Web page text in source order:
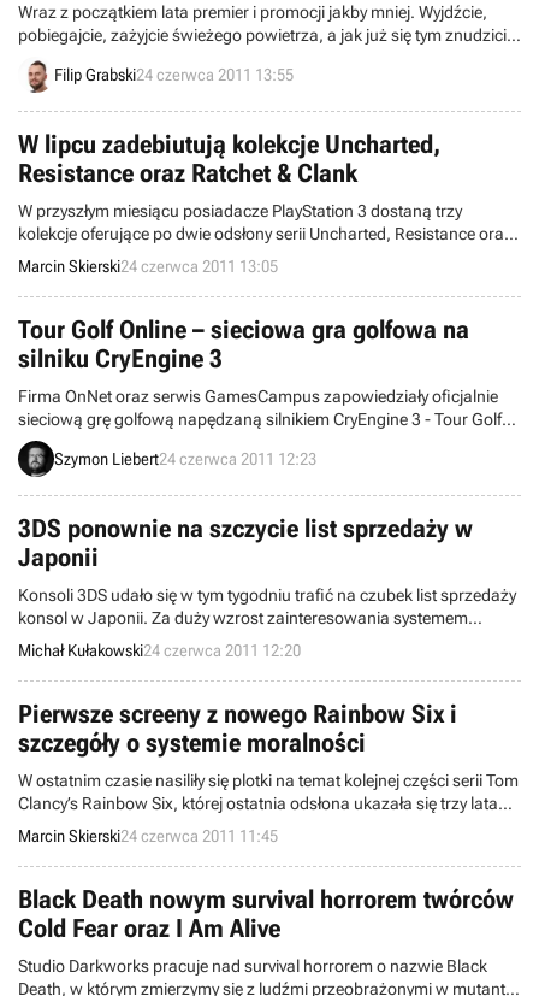
Wraz z początkiem lata premier i promocji jakby mniej. Wyjdźcie,
pobiegajcie, zażyjcie świeżego powietrza, a jak już się tym znudzicie,
to kupcie sobie coś ładnego.
Filip Grabski24 czerwca 2011 13:55
W lipcu zadebiutują kolekcje Uncharted,
Resistance oraz Ratchet & Clank
W przyszłym miesiącu posiadacze PlayStation 3 dostaną trzy
kolekcje oferujące po dwie odsłony serii Uncharted, Resistance oraz
Ratchet & Clank. Takie informacje ujawnili redaktorzy serwisu CVG,
powołując się na przedstawiciela Sony Computer Entertainment
Europe.
Marcin Skierski24 czerwca 2011 13:05
Tour Golf Online – sieciowa gra golfowa na
silniku CryEngine 3
Firma OnNet oraz serwis GamesCampus zapowiedziały oficjalnie
sieciową grę golfową napędzaną silnikiem CryEngine 3 - Tour Golf
Online. W produkcję będziemy mogli pograć za darmo w przyszłym
roku. Twórcy zapowiadają najładniejszy symulator golfa w historii,
Szymon Liebert24 czerwca 2011 12:23
3DS ponownie na szczycie list sprzedaży w
Japonii
Konsoli 3DS udało się w tym tygodniu trafić na czubek list sprzedaży
konsol w Japonii. Za duży wzrost zainteresowania systemem
odpowiada premiera gry Legend of Zelda: Ocarina of Time 3D
Michał Kułakowski24 czerwca 2011 12:20
Pierwsze screeny z nowego Rainbow Six i
szczegóły o systemie moralności
W ostatnim czasie nasiliły się plotki na temat kolejnej części serii Tom
Clancy’s Rainbow Six, której ostatnia odsłona ukazała się trzy lata
temu. Teraz serwis Kotaku donosi o kolejnych szczegółach
dotyczących rozgrywki, a także ujawnia pierwsze zrzuty ekranowe
prezentujące grę w akcji.
Marcin Skierski24 czerwca 2011 11:45
Black Death nowym survival horrorem twórców
Cold Fear oraz I Am Alive
Studio Darkworks pracuje nad survival horrorem o nazwie Black
Death, w którym zmierzymy się z ludźmi przeobrażonymi w mutanty